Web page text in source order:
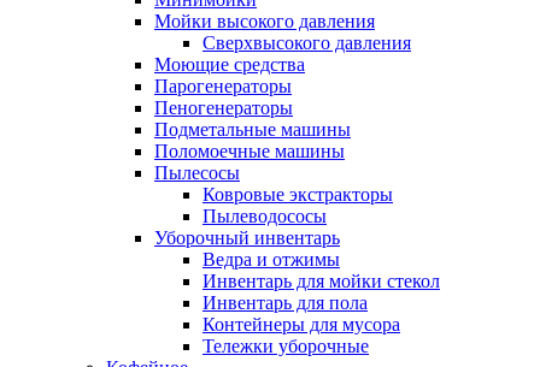
Мойки высокого давления
Сверхвысокого давления
Моющие средства
Парогенераторы
Пеногенераторы
Подметальные машины
Поломоечные машины
Пылесосы
Ковровые экстракторы
Пылеводососы
Уборочный инвентарь
Ведра и отжимы
Инвентарь для мойки стекол
Инвентарь для пола
Контейнеры для мусора
Тележки уборочные